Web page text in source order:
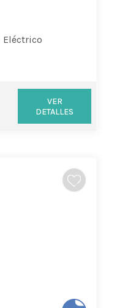
Eléctrico
VER
DETALLES